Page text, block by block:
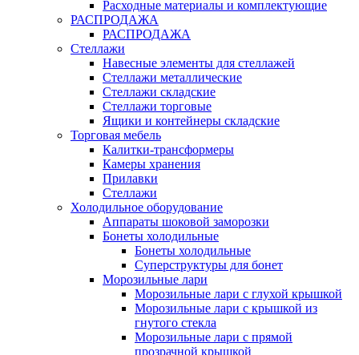
Расходные материалы и комплектующие
РАСПРОДАЖА
РАСПРОДАЖА
Стеллажи
Навесные элементы для стеллажей
Стеллажи металлические
Стеллажи складские
Стеллажи торговые
Ящики и контейнеры складские
Торговая мебель
Калитки-трансформеры
Камеры хранения
Прилавки
Стеллажи
Холодильное оборудование
Аппараты шоковой заморозки
Бонеты холодильные
Бонеты холодильные
Суперструктуры для бонет
Морозильные лари
Морозильные лари с глухой крышкой
Морозильные лари с крышкой из
гнутого стекла
Морозильные лари с прямой
прозрачной крышкой